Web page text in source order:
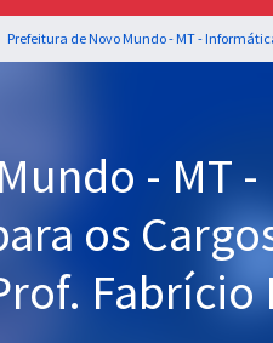
- MT -
os
Fabrício